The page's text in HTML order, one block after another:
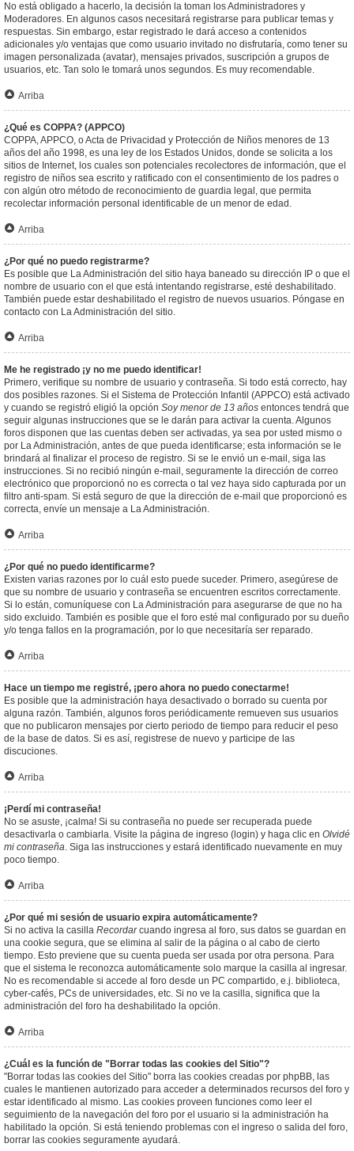
No está obligado a hacerlo, la decisión la toman los Administradores y
Moderadores. En algunos casos necesitará registrarse para publicar temas y
respuestas. Sin embargo, estar registrado le dará acceso a contenidos
adicionales y/o ventajas que como usuario invitado no disfrutaría, como tener su
imagen personalizada (avatar), mensajes privados, suscripción a grupos de
usuarios, etc. Tan solo le tomará unos segundos. Es muy recomendable.
Arriba
¿Qué es COPPA? (APPCO)
COPPA, APPCO, o Acta de Privacidad y Protección de Niños menores de 13
años del año 1998, es una ley de los Estados Unidos, donde se solicita a los
sitios de Internet, los cuales son potenciales recolectores de información, que el
registro de niños sea escrito y ratificado con el consentimiento de los padres o
con algún otro método de reconocimiento de guardia legal, que permita
recolectar información personal identificable de un menor de edad.
Arriba
¿Por qué no puedo registrarme?
Es posible que La Administración del sitio haya baneado su dirección IP o que el
nombre de usuario con el que está intentando registrarse, esté deshabilitado.
También puede estar deshabilitado el registro de nuevos usuarios. Póngase en
contacto con La Administración del sitio.
Arriba
Me he registrado ¡y no me puedo identificar!
Primero, verifique su nombre de usuario y contraseña. Si todo está correcto, hay
dos posibles razones. Si el Sistema de Protección Infantil (APPCO) está activado
y cuando se registró eligió la opción Soy menor de 13 años entonces tendrá que
seguir algunas instrucciones que se le darán para activar la cuenta. Algunos
foros disponen que las cuentas deben ser activadas, ya sea por usted mismo o
por La Administración, antes de que pueda identificarse; esta información se le
brindará al finalizar el proceso de registro. Si se le envió un e-mail, siga las
instrucciones. Si no recibió ningún e-mail, seguramente la dirección de correo
electrónico que proporcionó no es correcta o tal vez haya sido capturada por un
filtro anti-spam. Si está seguro de que la dirección de e-mail que proporcionó es
correcta, envíe un mensaje a La Administración.
Arriba
¿Por qué no puedo identificarme?
Existen varias razones por lo cuál esto puede suceder. Primero, asegúrese de
que su nombre de usuario y contraseña se encuentren escritos correctamente.
Si lo están, comuníquese con La Administración para asegurarse de que no ha
sido excluido. También es posible que el foro esté mal configurado por su dueño
y/o tenga fallos en la programación, por lo que necesitaría ser reparado.
Arriba
Hace un tiempo me registré, ¡pero ahora no puedo conectarme!
Es posible que la administración haya desactivado o borrado su cuenta por
alguna razón. También, algunos foros periódicamente remueven sus usuarios
que no publicaron mensajes por cierto periodo de tiempo para reducir el peso
de la base de datos. Si es así, registrese de nuevo y participe de las
discuciones.
Arriba
¡Perdí mi contraseña!
No se asuste, ¡calma! Si su contraseña no puede ser recuperada puede
desactivarla o cambiarla. Visite la página de ingreso (login) y haga clic en Olvidé
mi contraseña. Siga las instrucciones y estará identificado nuevamente en muy
poco tiempo.
Arriba
¿Por qué mi sesión de usuario expira automáticamente?
Si no activa la casilla Recordarcuando ingresa al foro, sus datos se guardan en
una cookie segura, que se elimina al salir de la página o al cabo de cierto
tiempo. Esto previene que su cuenta pueda ser usada por otra persona. Para
que el sistema le reconozca automáticamente solo marque la casilla al ingresar.
No es recomendable si accede al foro desde un PC compartido, e.j. biblioteca,
cyber-cafés, PCs de universidades, etc. Si no ve la casilla, significa que la
administración del foro ha deshabilitado la opción.
Arriba
¿Cuál es la función de "Borrar todas las cookies del Sitio"?
"Borrar todas las cookies del Sitio" borra las cookies creadas por phpBB, las
cuales le mantienen autorizado para acceder a determinados recursos del foro y
estar identificado al mismo. Las cookies proveen funciones como leer el
seguimiento de la navegación del foro por el usuario si la administración ha
habilitado la opción. Si está teniendo problemas con el ingreso o salida del foro,
borrar las cookies seguramente ayudará.